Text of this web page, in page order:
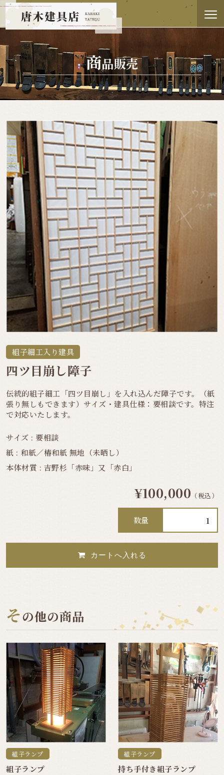
商品販売
組子細工入り建具
四ツ目崩し障子
伝統的組子細工「四ツ目崩し」を入れ込んだ障子です。（紙
張り無しもできます）サイズ・建具仕様：要相談です。特注
で対応いたします。
サイズ : 要相談
紙 : 和紙／椿和紙 無地（未晒し）
本体材質 : 吉野杉「赤味」又「赤白」
¥100,000 （税込）
数量
その他の商品
組子ランプ
組子ランプ
組子ランプ
持ち手付き組子ランプ